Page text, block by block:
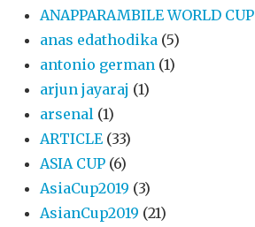
ANAPPARAMBILE WORLD CUP
anas edathodika (5)
antonio german (1)
arjun jayaraj (1)
arsenal (1)
ARTICLE (33)
ASIA CUP (6)
AsiaCup2019 (3)
AsianCup2019 (21)